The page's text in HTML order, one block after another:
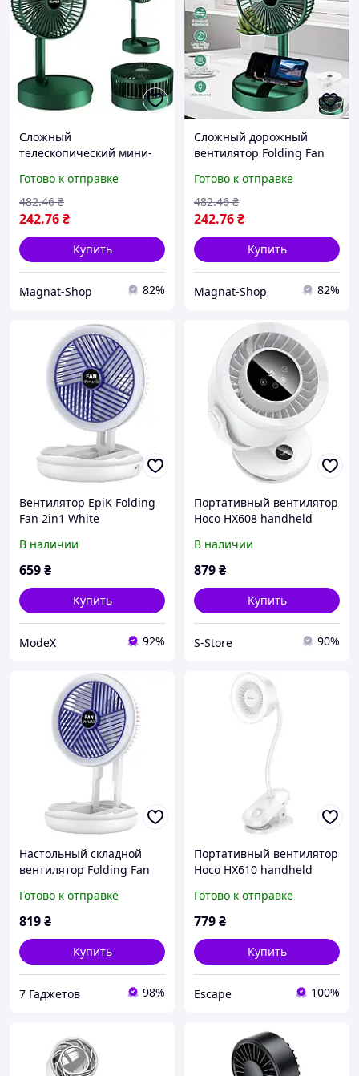
Сложный
телескопический мини-
5W (Micro USB, 360мм)
Готово к отправке
242.76₴
482.46 ₴
Купить
Magnat-Shop 82%
Сложный дорожный
вентилятор Folding Fan
вашем рюкзаке.
Готово к отправке
242.76₴
482.46 ₴
Купить
Magnat-Shop 82%
Вентилятор EpiK Folding
Fan 2in1 White
В наличии
659₴
Купить
ModeX 92%
Портативный вентилятор
Hoco HX608 handheld
White
В наличии
879₴
Купить
S-Store 90%
Настольный складной
вентилятор Folding Fan
White
Готово к отправке
819₴
Купить
7 Гаджетов 98%
Портативный вентилятор
Hoco HX610 handheld
Готово к отправке
779₴
Купить
Escape 100%